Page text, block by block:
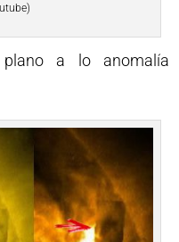
a lo anomalía